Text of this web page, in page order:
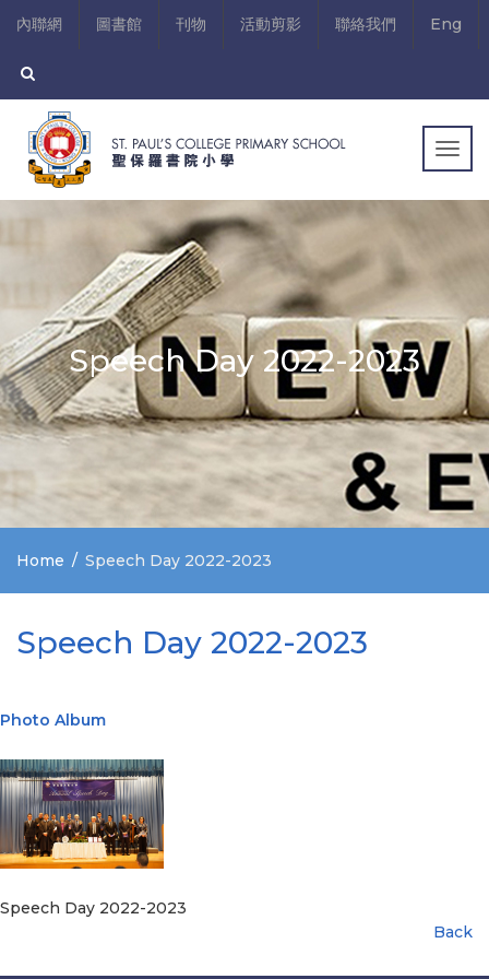
內聯網 圖書館 刊物 活動剪影 聯絡我們 Eng
Speech Day 2022-2023
Home Speech Day 2022-2023
Speech Day 2022-2023
Photo Album
Speech Day 2022-2023
Back